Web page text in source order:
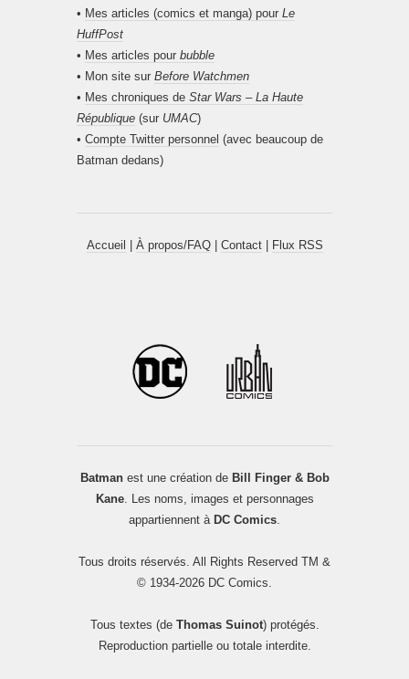
• Mes articles (comics et manga) pour Le
HuffPost
• Mes articles pour bubble
• Mon site sur Before Watchmen
• Mes chroniques de Star Wars – La Haute
République (sur UMAC)
• Compte Twitter personnel (avec beaucoup de
Batman dedans)
Accueil À propos/FAQ| Contact| Flux RSS
Batmanest une création de Bill Finger & Bob
Kane. Les noms, images et personnages
appartiennent à DC Comics
Tous droits réservés. All Rights Reserved TM &
© 1934-2026 DC Comics.
Tous textes (de Thomas Suinot) protégés.
Reproduction partielle ou totale interdite.